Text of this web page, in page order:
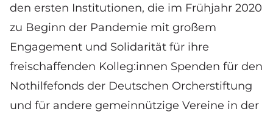
den ersten Institutionen, die im Frühjahr 2020
zu Beginn der Pandemie mit großem
Engagement und Solidarität für ihre
freischaffenden Kolleg:innen Spenden für den
Nothilfefonds der Deutschen Orcherstiftung
und für andere gemeinnützige Vereine in der